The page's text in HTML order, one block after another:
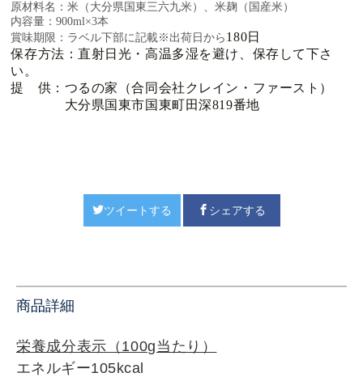
原材料名：米（大分県国東三六九米）、米麹（国産米）
内容量：900ml×3本
賞味期限：ラベル下部に記載※出荷日から 180日
保存方法：直射日光・高温多湿を避け、保存して下さ
い。
提 供：つるの家（合同会社クレイン・ファースト）
大分県国東市国東町田深819番地
ツイートする シェアする
商品詳細
栄養成分表示（100g当たり）
エネルギー105kcal